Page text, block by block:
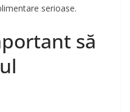
serioase.
să